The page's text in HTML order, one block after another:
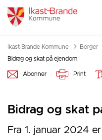
Ikast-Brande Kommune Borger
Bidrag og skat på ejendom
Abonner Print
Bidrag og skat
Fra 1. januar 2024